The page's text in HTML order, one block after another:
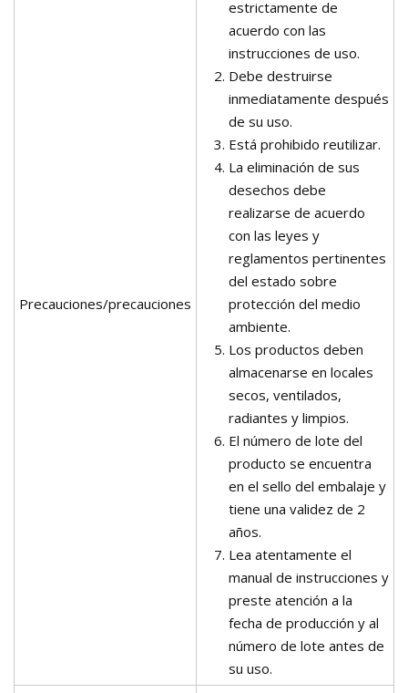
Precauciones/precauciones
estrictamente de
acuerdo con las
instrucciones de uso.
Debe destruirse
inmediatamente después
de su uso.
Está prohibido reutilizar.
La eliminación de sus
desechos debe
realizarse de acuerdo
con las leyes y
reglamentos pertinentes
del estado sobre
protección del medio
ambiente.
Los productos deben
almacenarse en locales
secos, ventilados,
radiantes y limpios.
El número de lote del
producto se encuentra
en el sello del embalaje y
tiene una validez de 2
años.
Lea atentamente el
manual de instrucciones y
preste atención a la
fecha de producción y al
número de lote antes de
su uso.